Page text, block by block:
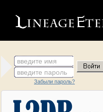
введите имя
введите пароль
Забыли пароль?